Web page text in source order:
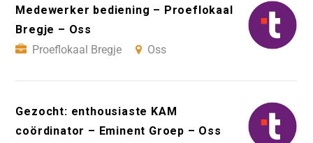
Medewerker bediening – Proeflokaal
Bregje – Oss
Proeflokaal Bregje
Oss
Gezocht: enthousiaste KAM
coördinator – Eminent Groep – Oss